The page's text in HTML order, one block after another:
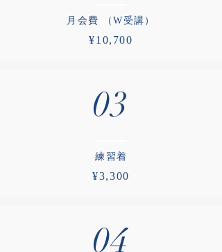
​月会費 （W受講）
¥10,700
03
​練習着
¥3,300
04